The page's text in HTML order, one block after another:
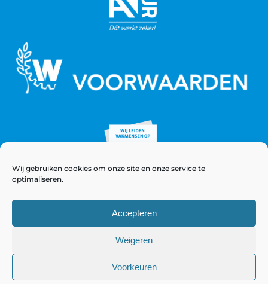
Wij gebruiken cookies om onze site en onze service te
optimaliseren.
Accepteren
Weigeren
Voorkeuren
© Copyright 2021 - 2026 WeeversNieuwstad